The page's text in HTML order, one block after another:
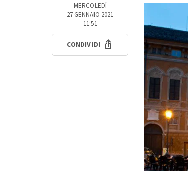
MERCOLEDÌ
27 GENNAIO 2021
11:51
CONDIVIDI